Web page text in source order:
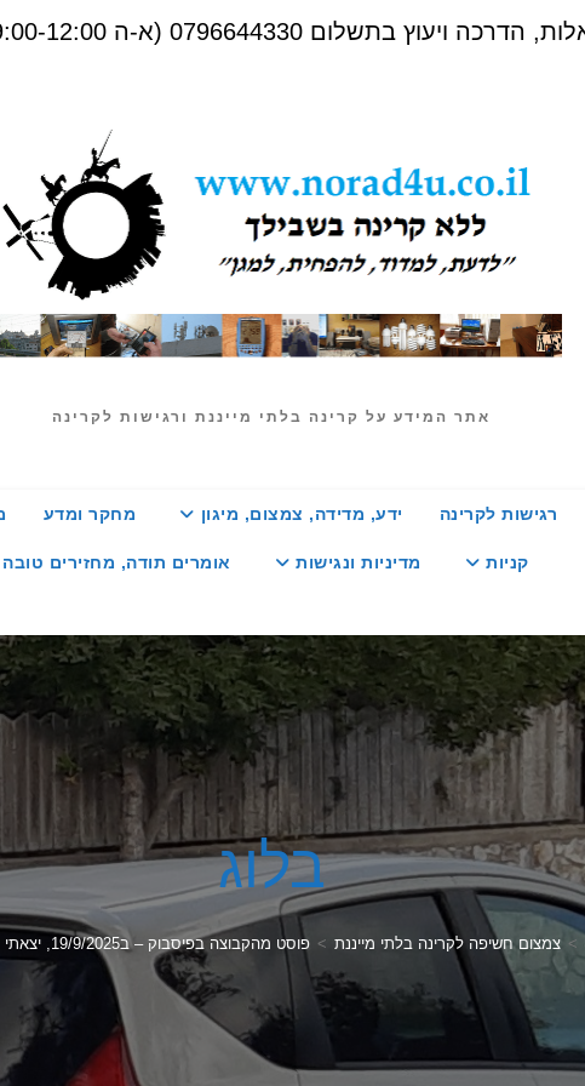
בתשלום 0796644330 (א-ה 09:00-12:00)
אתר המידע על קרינה בלתי מייננת ורגישות לקרינה
רגישות לקרינה ידע, מדידה, צמצום, מיגון מחקר ומדע
קניות מדיניות ונגישות אומרים תודה, מחזירים
בלוג
> צמצום חשיפה לקרינה בלתי מייננת > פוסט מהקבוצה בפיסבוק – ב19/9/2025, יצאתי מהבית בבוקר למבצע רכישת רכב